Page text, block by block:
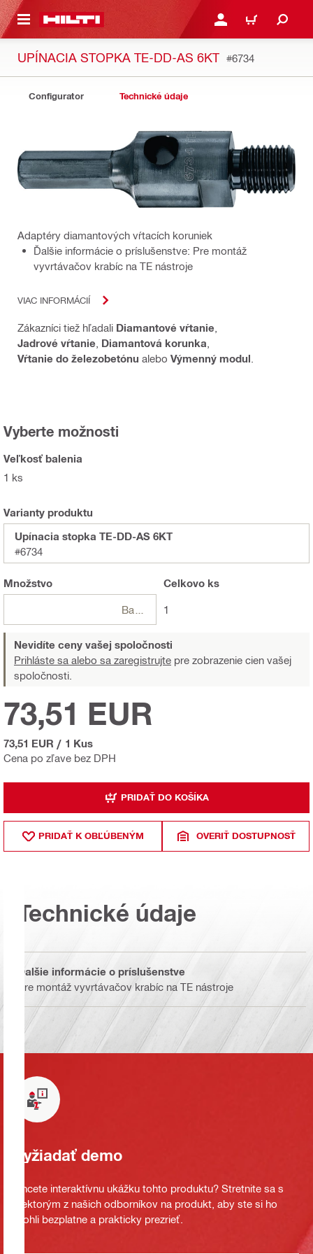
HLAVNÝ OBSAH PRIHLÁSIŤ ALEBO
KOŠÍK
UPÍNACIA STOPKA TE-DD-AS 6KT #6734
Configurator Technické údaje
Adaptéry diamantových vŕtacích koruniek
Ďalšie informácie o príslušenstve: Pre montáž
vyvrtávačov krabíc na TE nástroje
VIAC INFORMÁCIÍ
Zákazníci tiež hľadali Diamantové vŕtanie
Jadrové vŕtanie Diamantová korunka
Vŕtanie do železobetónu alebo Výmenný modul
Vyberte možnosti
Veľkosť balenia
1 ks
Varianty produktu
Upínacia stopka TE-DD-AS 6KT
#6734
Množstvo Celkovo ks
1
Nevidíte ceny vašej spoločnosti
Prihláste sa alebo sa zaregistrujte pre zobrazenie cien vašej
spoločnosti.
Cena po zľave bez DPH
73,51 EUR
73,51 EUR / 1 Kus
PRIDAŤ DO KOŠÍKA
PRIDAŤ K OBĽÚBENÝM OVERIŤ DOSTUPNOSŤ
Technické údaje
Ďalšie informácie o príslušenstve
Pre montáž vyvrtávačov krabíc na TE nástroje
Vyžiadať demo
Chcete interaktívnu ukážku tohto produktu? Stretnite sa s
niektorým z našich odborníkov na produkt, aby ste si ho
mohli bezplatne a prakticky prezrieť.